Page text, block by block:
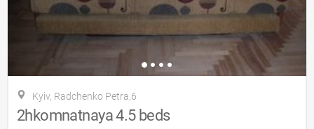
Kyiv, Radchenko Petra,6
2hkomnatnaya 4.5 beds